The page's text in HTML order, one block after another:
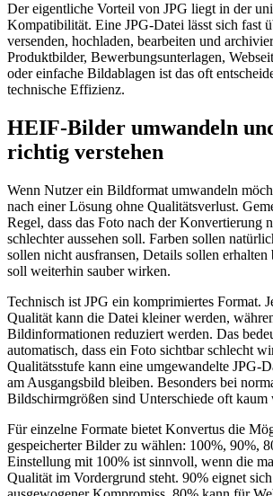
Der eigentliche Vorteil von JPG liegt in der
Kompatibilität. Eine JPG-Datei lässt sich fast
versenden, hochladen, bearbeiten und
Produktbilder, Bewerbungsunterlagen,
oder einfache Bildablagen ist das oft
technische Effizienz.
HEIF-Bilder umwandeln
richtig verstehen
Wenn Nutzer ein Bildformat umwandeln
nach einer Lösung ohne Qualitätsverlust.
Regel, dass das Foto nach der Konvertierung
schlechter aussehen soll. Farben sollen
sollen nicht ausfransen, Details sollen
soll weiterhin sauber wirken.
Technisch ist JPG ein komprimiertes Format.
Qualität kann die Datei kleiner werden,
Bildinformationen reduziert werden. Das
automatisch, dass ein Foto sichtbar schlecht
Qualitätsstufe kann eine umgewandelte JPG-
am Ausgangsbild bleiben. Besonders bei
Bildschirmgrößen sind Unterschiede oft kaum
Für einzelne Formate bietet Konvertus die
gespeicherter Bilder zu wählen: 100%, 90%,
Einstellung mit 100% ist sinnvoll, wenn die
Qualität im Vordergrund steht. 90% eignet